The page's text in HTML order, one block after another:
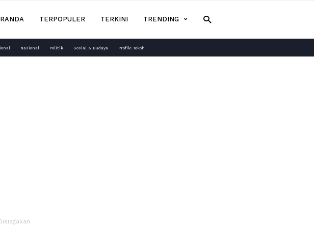
TERPOPULER TERKINI TRENDING
Nasional Politik Sosial & Budaya Profile Tokoh